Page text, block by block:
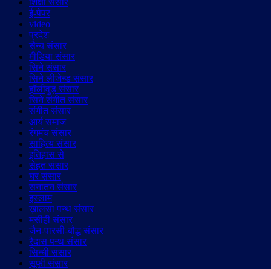
ई-पेपर
video
प्रदेश
सैन्य संसार
मीडिया संसार
सिने संसार
सिने लीजेन्ड संसार
हॉलीवुड़ संसार
सिने संगीत संसार
संगीत संसार
आर्य समाज
रंगमंच संसार
साहित्य संसार
इतिहास से
सेहत संसार
घर संसार
सनातन संसार
इस्लाम
ख़ालसा पन्थ संसार
मसीही संसार
जैन-पारसी-बौद्ध संसार
रैदास पन्थ संसार
सिन्धी संसार
सूफी संसार